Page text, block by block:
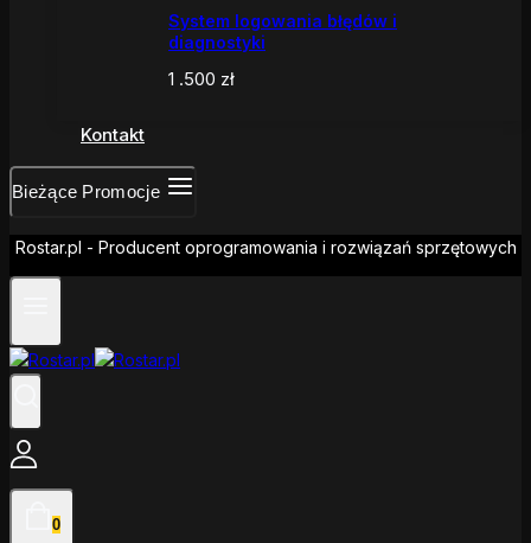
System logowania błędów i
diagnostyki
1 .500 zł
Kontakt
Bieżące Promocje
Rostar.pl - Producent oprogramowania i rozwiązań sprzętowych
0